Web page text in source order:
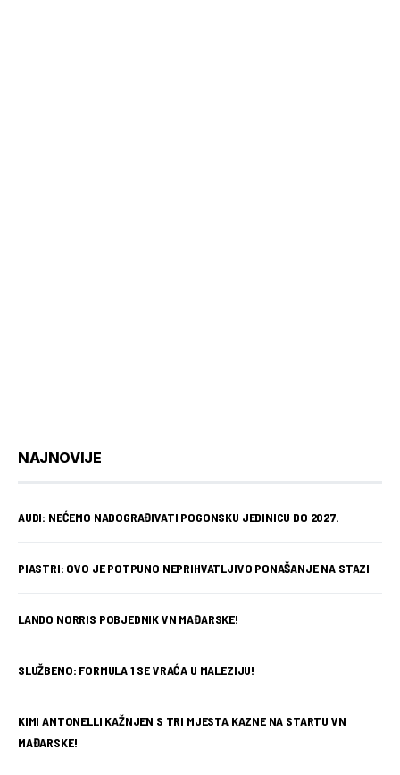
NAJNOVIJE
AUDI: NEĆEMO NADOGRAĐIVATI POGONSKU JEDINICU DO 2027.
PIASTRI: OVO JE POTPUNO NEPRIHVATLJIVO PONAŠANJE NA STAZI
LANDO NORRIS POBJEDNIK VN MAĐARSKE!
SLUŽBENO: FORMULA 1 SE VRAĆA U MALEZIJU!
KIMI ANTONELLI KAŽNJEN S TRI MJESTA KAZNE NA STARTU VN
MAĐARSKE!